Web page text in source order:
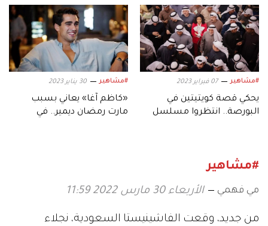
#مشاهير 07 فبراير 2023
يحكي قصة كويتيتين في
البورصة.. انتظروا مسلسل
#مشاهير 30 يناير 2023
«كاظم آغا» يعاني بسبب
مارت رمضان ديمير.. في
#مشاهير
مي فهمي الأربعاء 30 مارس 2022 11:59
من جديد، وقعت الفاشينيستا السعودية، نجلاء